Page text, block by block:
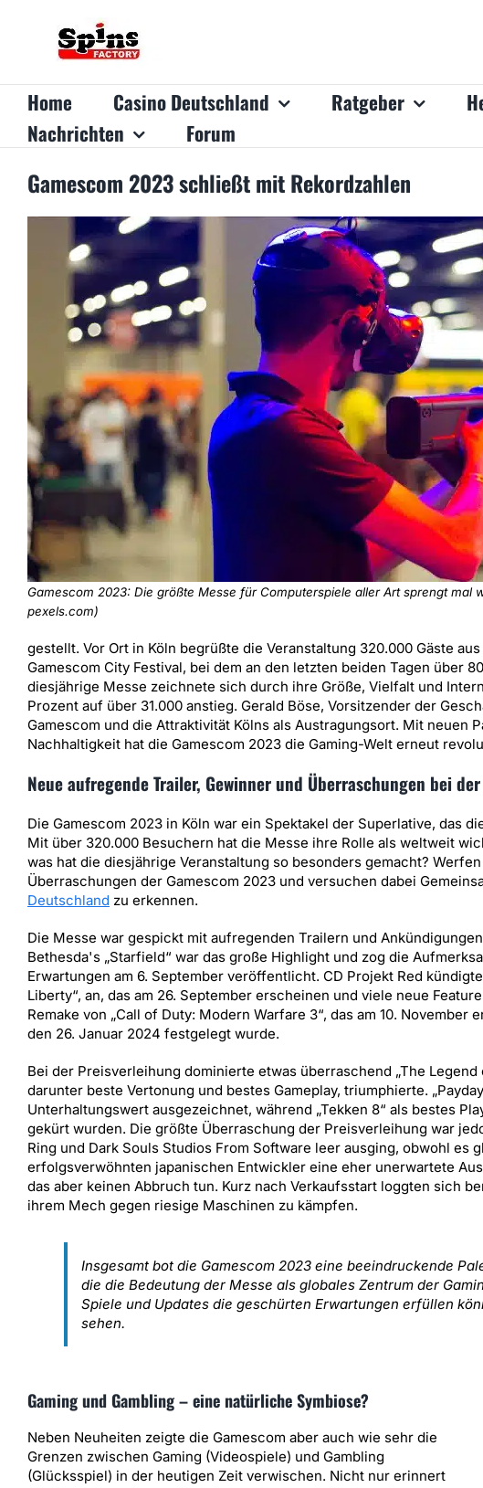
Home Casino Deutschland Ratgeber
Nachrichten
Forum
Gamescom 2023 schließt mit Rekordzahlen
Gamescom 2023: Die größte Messe für Computerspiele aller Art sprengt mal
pexels.com)
gestellt. Vor Ort in Köln begrüßte die Veranstaltung 320.000 Gäste
Gamescom City Festival, bei dem an den letzten beiden Tagen über
diesjährige Messe zeichnete sich durch ihre Größe, Vielfalt und
Prozent auf über 31.000 anstieg. Gerald Böse, Vorsitzender der
Gamescom und die Attraktivität Kölns als Austragungsort. Mit neuen
Nachhaltigkeit hat die Gamescom 2023 die Gaming-Welt erneut
Neue aufregende Trailer, Gewinner und Überraschungen bei
Die Gamescom 2023 in Köln war ein Spektakel der Superlative, das
Mit über 320.000 Besuchern hat die Messe ihre Rolle als weltweit
was hat die diesjährige Veranstaltung so besonders gemacht?
Überraschungen der Gamescom 2023 und versuchen dabei
Deutschland zu erkennen.
Die Messe war gespickt mit aufregenden Trailern und
Bethesda's „Starfield“ war das große Highlight und zog die
Erwartungen am 6. September veröffentlicht. CD Projekt Red
Liberty“, an, das am 26. September erscheinen und viele neue
Remake von „Call of Duty: Modern Warfare 3“, das am 10.
den 26. Januar 2024 festgelegt wurde.
Bei der Preisverleihung dominierte etwas überraschend „The
darunter beste Vertonung und bestes Gameplay, triumphierte.
Unterhaltungswert ausgezeichnet, während „Tekken 8“ als bestes
gekürt wurden. Die größte Überraschung der Preisverleihung war
Ring und Dark Souls Studios From Software leer ausging, obwohl es
erfolgsverwöhnten japanischen Entwickler eine eher unerwartete
das aber keinen Abbruch tun. Kurz nach Verkaufsstart loggten sich
ihrem Mech gegen riesige Maschinen zu kämpfen.
Insgesamt bot die Gamescom 2023 eine beeindruckende
die die Bedeutung der Messe als globales Zentrum der
Spiele und Updates die geschürten Erwartungen erfüllen
sehen.
Gaming und Gambling – eine natürliche Symbiose?
Neben Neuheiten zeigte die Gamescom aber auch wie sehr die
Grenzen zwischen Gaming (Videospiele) und Gambling
(Glücksspiel) in der heutigen Zeit verwischen. Nicht nur erinnert